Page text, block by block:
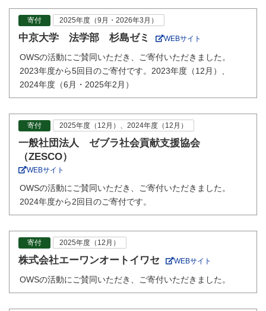
寄付 2025年度（9月・2026年3月）
中京大学 法学部 杉島ゼミ WEBサイト
OWSの活動にご賛同いただき、ご寄付いただきました。
2023年度から5回目のご寄付です。2023年度（12月）、
2024年度（6月・2025年2月）
寄付 2025年度（12月）、2024年度（12月）
一般社団法人 ゼブラ社会貢献支援協会
（ZESCO）
WEBサイト
OWSの活動にご賛同いただき、ご寄付いただきました。
2024年度から2回目のご寄付です。
寄付 2025年度（12月）
株式会社エーワンオートイワセ WEBサイト
OWSの活動にご賛同いただき、ご寄付いただきました。